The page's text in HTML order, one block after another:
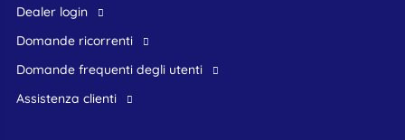
dealer login
domande ricorrenti
domande frequenti degli utenti
assistenza clienti